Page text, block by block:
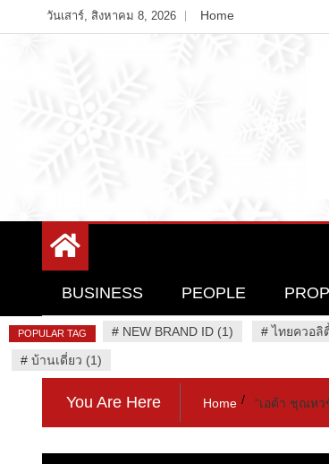
to
วันเสาร์, สิงหาคม 8, 2026 Home
94 Report.com
BUSINESS PEOPLE
POPULAR TAG # NEW BRAND ID (1) #ไทยควอลิ
# บ้านเดี่ยว (1)
You Are Here Home “เอด้า ชุณห